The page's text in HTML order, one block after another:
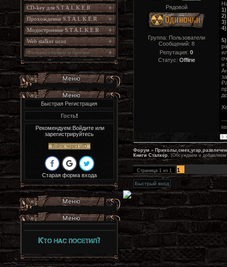
CD-key для S.T.A.L.K.E.R
Прохождение S.T.A.L.K.E.R
Модостроение S.T.A.L.K.E.R
Web stalker ucoz
Фильмы сталкер и прочее
Быстрая Регистрация
Гость!
Рекомендуем:Войдите или
зарегистрируйтесь
Войти через uID
Старая форма входа
Рядовой
Группа: Пользователи
Сообщений: 8
Репутация: 0
Статус: Offline
1)
2)
3)
4)
5)
и
Форум »
Книги Сталкер. (Обсуждаем и добавляем
Страница 1 из 1 1